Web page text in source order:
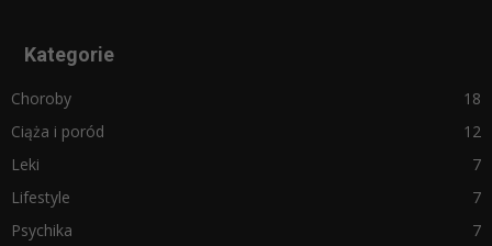
Kategorie
Choroby
18
Ciąża i poród
12
Leki
7
Lifestyle
7
Psychika
7